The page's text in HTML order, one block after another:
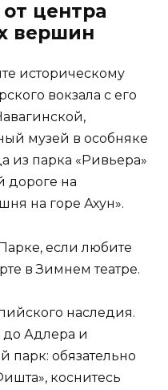
центра
вершин
историческому
вокзала с его
музей в особняке
из парка «Ривьера»
дороге на
на горе Ахун».
если любите
в Зимнем театре.
наследия.
до Адлера и
обязательно
коснитесь